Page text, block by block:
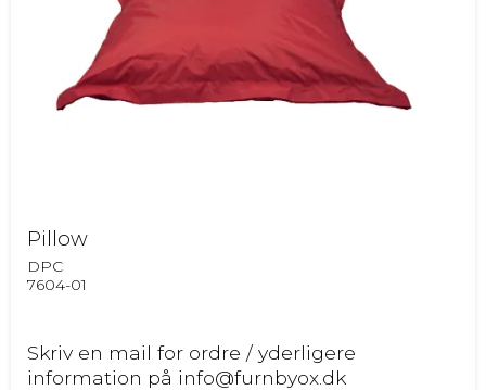
Pillow
DPC
7604-01
Skriv en mail for ordre / yderligere
information på info@furnbyox.dk